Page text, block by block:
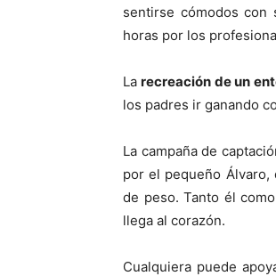
sentirse cómodos con
horas por los
Larecreación de un
los padres ir ganando
La campaña de
por el pequeño Álvaro,
de peso. Tanto él
llega al corazón.
Cualquiera puede